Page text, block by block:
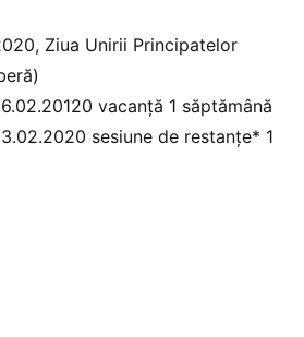
Ziua Unirii Principatelor
vacanță 1 săptămână
sesiune de restanțe* 1